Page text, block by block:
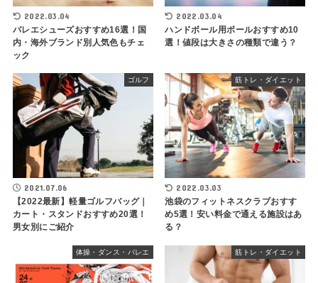
2022.03.04
バレエシューズおすすめ16選！国
内・海外ブランド別人気色もチェ
ック
2022.03.04
ハンドボール用ボールおすすめ10
選！値段は大きさの種類で違う？
ゴルフ
2021.07.06
【2022最新】軽量ゴルフバッグ｜
カート・スタンドおすすめ20選！
男女別にご紹介
筋トレ・ダイエット
2022.03.03
池袋のフィットネスクラブおすす
め5選！安い料金で通える施設はあ
る？
体操・ダンス・バレエ 筋トレ・ダイエット